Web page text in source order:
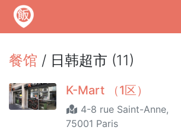
餐馆 / 日韩超市 (11)
K-Mart （1区）
4-8 rue Saint-Anne,
75001 Paris